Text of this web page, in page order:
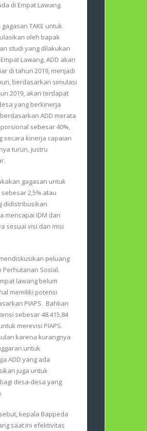
di Empat Lawang.
TAKE untuk
oleh bapak
studi yang dilakukan
Lawang, ADD akan
di tahun 2019, menjadi
berdasarkan simulasi
2019, akan terdapat
yang berkinerja
ADD merata
sebesar 40%,
secara kinerja capaian
turun, justru
gagasan untuk
2,5% atau
didistribusikan
mencapai IDM dan
sesuai visi dan misi
peluang
Sosial.
lawang belum
memiliki potensi
PIAPS. Bahkan
sebesar 48.415,84
merevisi PIAPS.
karena kurangnya
untuk
ADD yang ada
juga untuk
desa-desa yang
kepala Bappeda
saat ini efektivitas